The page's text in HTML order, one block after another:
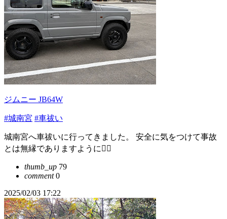
ジムニー JB64W
#城南宮 #車祓い
城南宮へ車祓いに行ってきました。 安全に気をつけて事故
とは無縁でありますように🙇‍♂️
thumb_up 79
comment0
2025/02/03 17:22